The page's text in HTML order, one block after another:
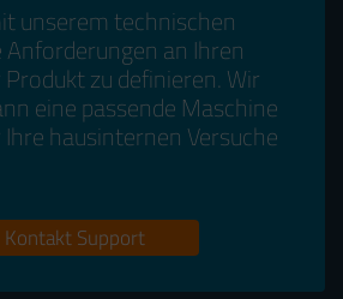
unserem technischen
an Ihren
zu definieren. Wir
eine passende Maschine
hausinternen Versuche
Kontakt Support